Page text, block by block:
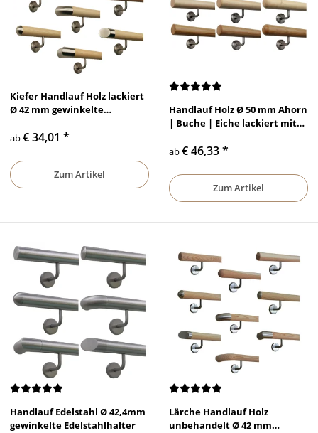
Kiefer Handlauf Holz lackiert
Ø 42 mm gewinkelte
ab€ 34,01 *
Zum Artikel
Handlauf Holz Ø 50 mm Ahorn
| Buche | Eiche lackiert mit
Edelstahlhalter
ab€ 46,33*
Zum Artikel
Handlauf Edelstahl Ø 42,4mm
gewinkelte Edelstahlhalter
Lärche Handlauf Holz
unbehandelt Ø 42 mm